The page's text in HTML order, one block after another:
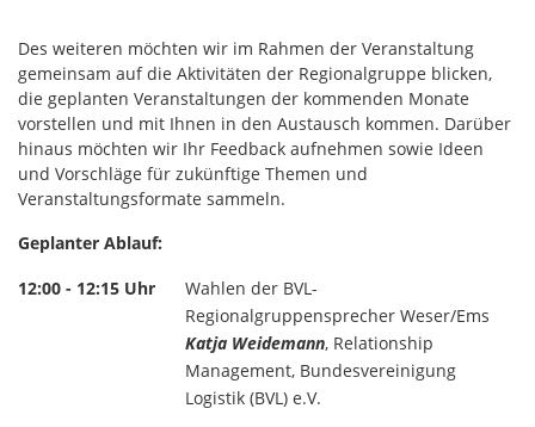
Des weiteren möchten wir im Rahmen der Veranstaltung
gemeinsam auf die Aktivitäten der Regionalgruppe blicken,
die geplanten Veranstaltungen der kommenden Monate
vorstellen und mit Ihnen in den Austausch kommen. Darüber
hinaus möchten wir Ihr Feedback aufnehmen sowie Ideen
und Vorschläge für zukünftige Themen und
Veranstaltungsformate sammeln.
Geplanter Ablauf:
12:00 - 12:15 Uhr
Wahlen der BVL-
Regionalgruppensprecher Weser/Ems
Katja Weidemann, Relationship
Management, Bundesvereinigung
Logistik (BVL) e.V.